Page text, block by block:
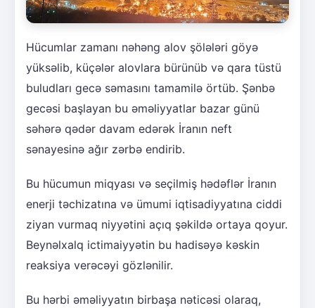
Hücumlar zamanı nəhəng alov şölələri göyə
yüksəlib, küçələr alovlara bürünüb və qara tüstü
buludları gecə səmasını tamamilə örtüb. Şənbə
gecəsi başlayan bu əməliyyatlar bazar günü
səhərə qədər davam edərək İranın neft
sənayesinə ağır zərbə endirib.
Bu hücumun miqyası və seçilmiş hədəflər İranın
enerji təchizatına və ümumi iqtisadiyyatına ciddi
ziyan vurmaq niyyətini açıq şəkildə ortaya qoyur.
Beynəlxalq ictimaiyyətin bu hadisəyə kəskin
reaksiya verəcəyi gözlənilir.
Bu hərbi əməliyyatın birbaşa nəticəsi olaraq,